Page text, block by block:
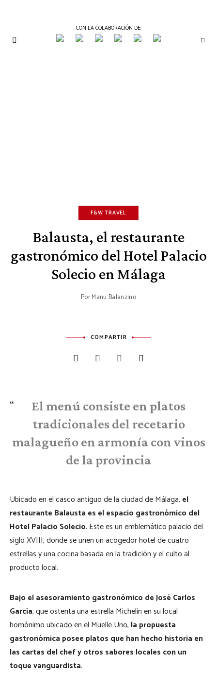
CON LA COLABORACIÓN DE:
F&W TRAVEL
Balausta, el restaurante
gastronómico del Hotel Palacio
Solecio en Málaga
PorManu Balanzino
COMPARTIR
El menú consiste en platos
tradicionales del recetario
malagueño en armonía con vinos
de la provincia
Ubicado en el casco antiguo de la ciudad de Málaga, el
restaurante Balausta es el espacio gastronómico del
Hotel Palacio Solecio. Este es un emblemático palacio del
siglo XVIII, donde se unen un acogedor hotel de cuatro
estrellas y una cocina basada en la tradición y el culto al
producto local.
Bajo el asesoramiento gastronómico de José Carlos
García, que ostenta una estrella Michelin en su local
homónimo ubicado en el Muelle Uno, la propuesta
gastronómica posee platos que han hecho historia en
las cartas del chef y otros sabores locales con un
toque vanguardista.